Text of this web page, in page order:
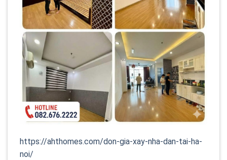
https://ahthomes.com/don-gia-xay-nha-dan-tai-ha-
noi/